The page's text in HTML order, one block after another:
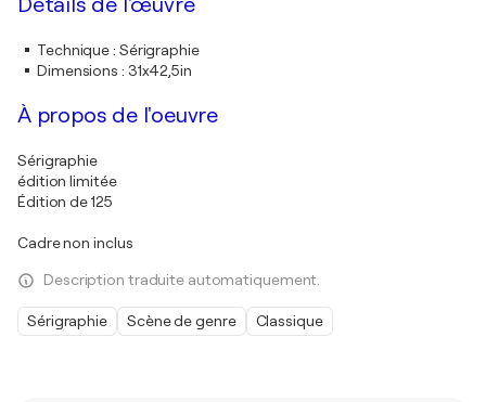
Technique: Sérigraphie
Dimensions : 31x42,5in
À propos de l'oeuvre
Sérigraphie
édition limitée
Édition de 125
Cadre non inclus
Description traduite automatiquement.
Sérigraphie Scène de genre Classique